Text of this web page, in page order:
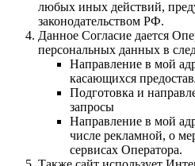
любых иных действий,
законодательством РФ.
Данное Согласие дается
персональных данных в
Направление в мой
касающихся
Подготовка и
запросы
Направление в мой
числе рекламной, о
сервисах Оператора.